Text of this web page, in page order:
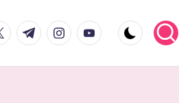
t.me instagram.com
youtube.com